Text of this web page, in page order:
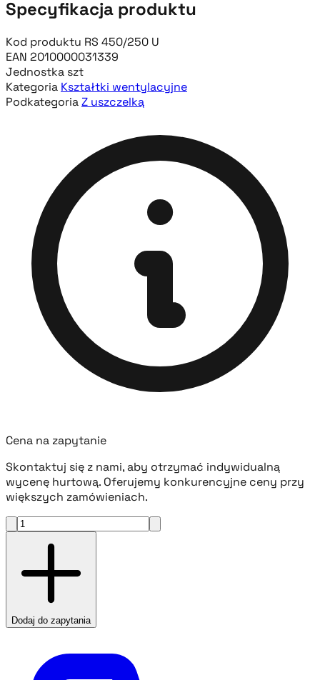
Specyfikacja produktu
Kod produktu RS 450/250 U
EAN 2010000031339
Jednostka szt
Kategoria Kształtki wentylacyjne
PodkategoriaZ uszczelką
Cena na zapytanie
Skontaktuj się z nami, aby otrzymać indywidualną
wycenę hurtową. Oferujemy konkurencyjne ceny przy
większych zamówieniach.
Dodaj do zapytania